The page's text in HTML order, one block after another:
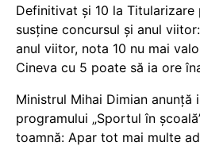
Definitivat și 10 la Titularizare
susține concursul și anul
anul viitor, nota 10 nu mai
Cineva cu 5 poate să ia ore
Ministrul Mihai Dimian anunță
programului „Sportul în
toamnă: Apar tot mai multe